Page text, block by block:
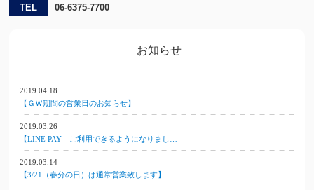
TEL 06-6375-7700
お知らせ
2019.04.18
【ＧＷ期間の営業日のお知らせ】
2019.03.26
【LINE PAY ご利用できるようになりまし…
2019.03.14
【3/21（春分の日）は通常営業致します】